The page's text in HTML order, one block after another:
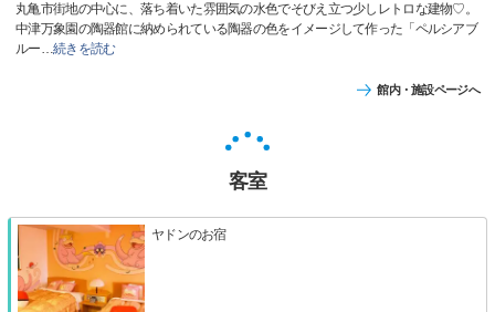
丸亀市街地の中心に、落ち着いた雰囲気の水色でそびえ立つ少しレトロな建物♡。
中津万象園の陶器館に納められている陶器の色をイメージして作った「ペルシアブ
ルー…続きを読む
館内・施設ページへ
客室
ヤドンのお宿